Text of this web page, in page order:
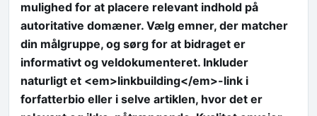
mulighed for at placere relevant indhold på
autoritative domæner. Vælg emner, der matcher
din målgruppe, og sørg for at bidraget er
informativt og veldokumenteret. Inkluder
naturligt et <em>linkbuilding</em>-link i
forfatterbio eller i selve artiklen, hvor det er